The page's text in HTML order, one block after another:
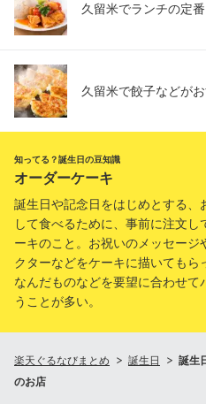
久留米でランチの定
久留米で餃子などが
知ってる？誕生日の豆知識
オーダーケーキ
誕生日や記念日をはじめとする、
して食べるために、事前に注文
ーキのこと。お祝いのメッセージ
クターなどをケーキに描いても
なんだものなどを要望に合わせて
うことが多い。
楽天ぐるなびまとめ 誕生日
誕生
のお店